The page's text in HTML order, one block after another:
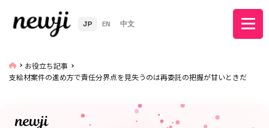
JP EN 中文
お役立ち記事
支給材案件の進め方で責任分界点を見失うのは再委託の把握が甘いときだ